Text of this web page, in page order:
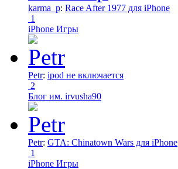
karma_p: Race After 1977 для iPhone
1
iPhone Игры
Petr: ipod не включается
2
Блог им. irvusha90
Petr: GTA: Chinatown Wars для iPhone
1
iPhone Игры